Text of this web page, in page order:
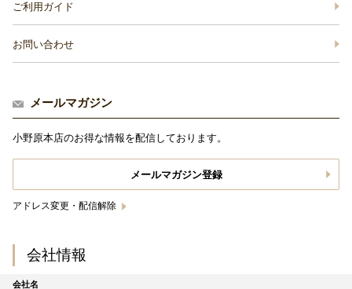
ご利用ガイド
お問い合わせ
メールマガジン
小野原本店のお得な情報を配信しております。
メールマガジン登録
アドレス変更・配信解除
会社情報
会社名